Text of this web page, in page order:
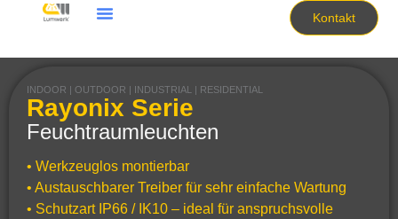
Kontakt
INDOOR | OUTDOOR | INDUSTRIAL | RESIDENTIAL
Rayonix Serie
Feuchtraumleuchten
• Werkzeuglos montierbar
• Austauschbarer Treiber für sehr einfache Wartung
• Schutzart IP66 / IK10 – ideal für anspruchsvolle